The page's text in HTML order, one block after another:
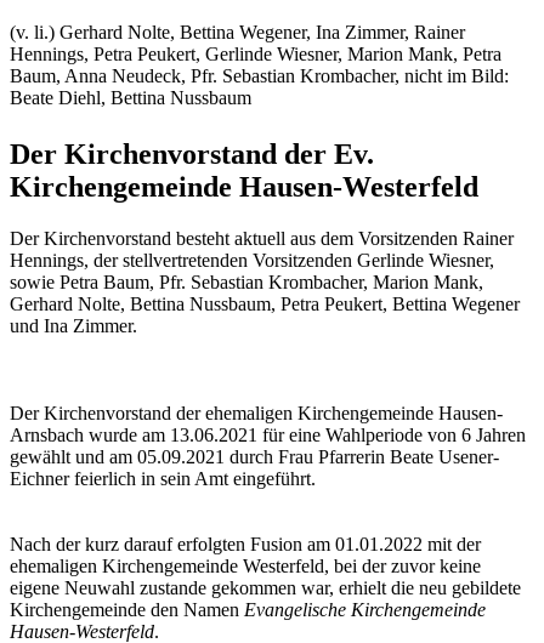
(v. li.) Gerhard Nolte, Bettina Wegener, Ina Zimmer, Rainer
Hennings, Petra Peukert, Gerlinde Wiesner, Marion Mank, Petra
Baum, Anna Neudeck, Pfr. Sebastian Krombacher, nicht im Bild:
Beate Diehl, Bettina Nussbaum
Der Kirchenvorstand der Ev.
Kirchengemeinde Hausen-Westerfeld
Der Kirchenvorstand besteht aktuell aus dem Vorsitzenden Rainer
Hennings, der stellvertretenden Vorsitzenden Gerlinde Wiesner,
sowie Petra Baum, Pfr. Sebastian Krombacher, Marion Mank,
Gerhard Nolte, Bettina Nussbaum, Petra Peukert, Bettina Wegener
und Ina Zimmer.
Der Kirchenvorstand der ehemaligen Kirchengemeinde Hausen-
Arnsbach wurde am 13.06.2021 für eine Wahlperiode von 6 Jahren
gewählt und am 05.09.2021 durch Frau Pfarrerin Beate Usener-
Eichner feierlich in sein Amt eingeführt.
Nach der kurz darauf erfolgten Fusion am 01.01.2022 mit der
ehemaligen Kirchengemeinde Westerfeld, bei der zuvor keine
eigene Neuwahl zustande gekommen war, erhielt die neu gebildete
Kirchengemeinde den Namen Evangelische Kirchengemeinde
Hausen-Westerfeld.